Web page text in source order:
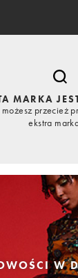
MARKA
przecież
ekstra
W